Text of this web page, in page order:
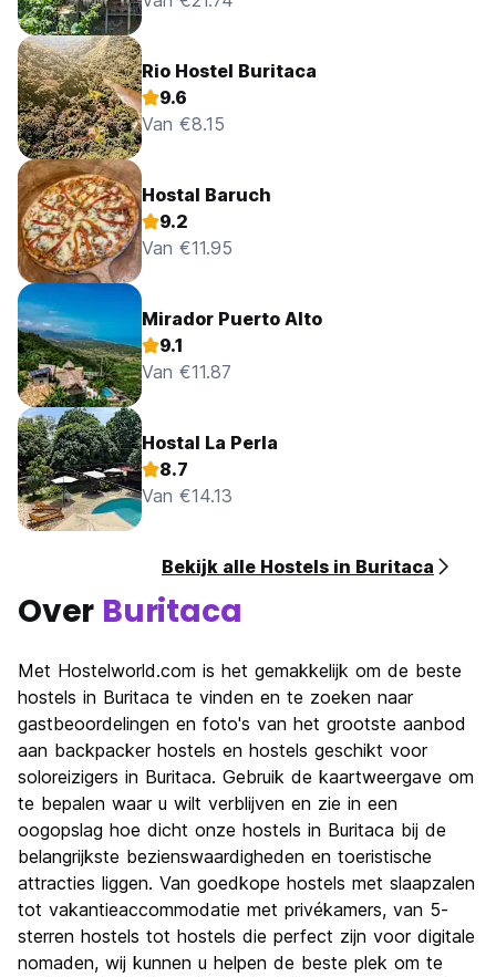
Rio Hostel Buritaca
9.6
Van €8.15
Hostal Baruch
9.2
Van €11.95
Mirador Puerto Alto
9.1
Van €11.87
Hostal La Perla
8.7
Van €14.13
Bekijk alle Hostels in Buritaca
Over Buritaca
Met Hostelworld.com is het gemakkelijk om de beste
hostels in Buritaca te vinden en te zoeken naar
gastbeoordelingen en foto's van het grootste aanbod
aan backpacker hostels en hostels geschikt voor
soloreizigers in Buritaca. Gebruik de kaartweergave om
te bepalen waar u wilt verblijven en zie in een
oogopslag hoe dicht onze hostels in Buritaca bij de
belangrijkste bezienswaardigheden en toeristische
attracties liggen. Van goedkope hostels met slaapzalen
tot vakantieaccommodatie met privékamers, van 5-
sterren hostels tot hostels die perfect zijn voor digitale
nomaden, wij kunnen u helpen de beste plek om te